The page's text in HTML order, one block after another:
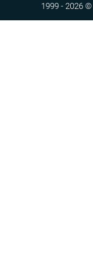
1999 - 2026